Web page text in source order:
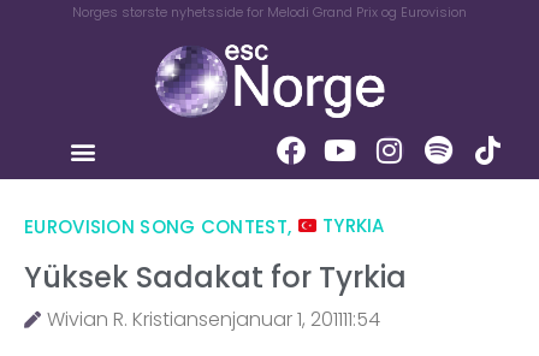
Norges største nyhetsside for Melodi Grand Prix og Eurovision
EUROVISION SONG CONTEST, TYRKIA
Yüksek Sadakat for Tyrkia
Wivian R. Kristiansenjanuar 1, 201111:54